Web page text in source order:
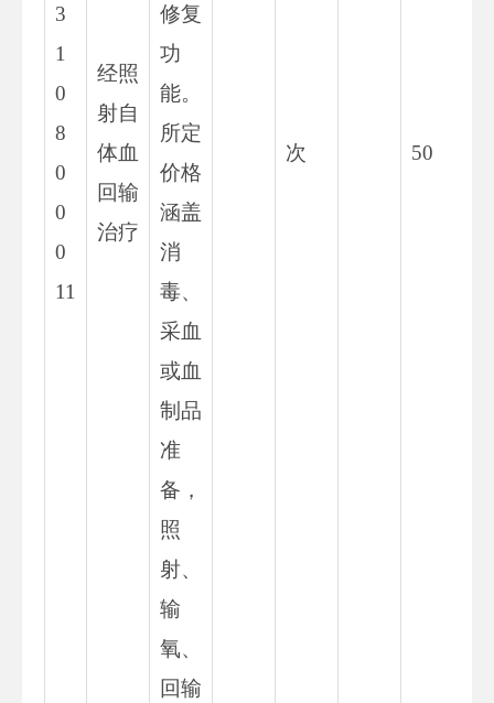
3
1
0
8
0
0
0
11
经照
射自
体血
回输
治疗
修复
功
能。
所定
价格
涵盖
消
毒、
采血
或血
制品
准
备，
照
射、
输
氧、
回输
次 50